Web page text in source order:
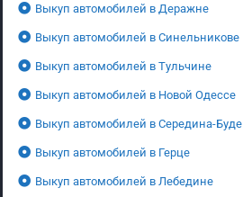
Выкуп автомобилей в Деражне
Выкуп автомобилей в Синельникове
Выкуп автомобилей в Тульчине
Выкуп автомобилей в Новой Одессе
Выкуп автомобилей в Середина-Буде
Выкуп автомобилей в Герце
Выкуп автомобилей в Лебедине